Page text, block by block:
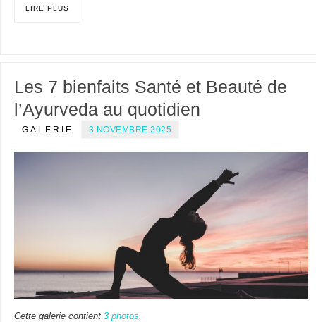
LIRE PLUS
Les 7 bienfaits Santé et Beauté de
l’Ayurveda au quotidien
GALERIE 3 NOVEMBRE 2025
Cette galerie contient 3 photos.